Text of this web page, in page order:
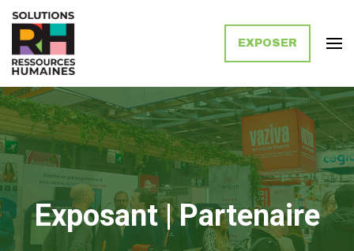
Solutions Ressources Humaines
EXPOSER
Exposant | Partenaire